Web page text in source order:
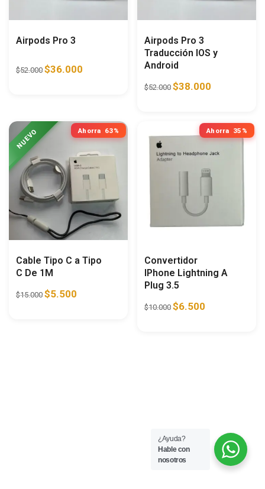
Airpods Pro 3
$52.000 $36.000
Airpods Pro 3
Traducción IOS y
Android
$52.000 $38.000
Ahorra 63%
Cable Tipo C a Tipo
C De 1M
$15.000 $5.500
Ahorra 35%
Convertidor
IPhone Lightning A
Plug 3.5
$10.000 $6.500
¿Ayuda?
Hable con
nosotros